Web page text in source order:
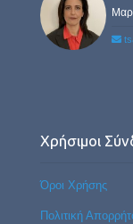
Χρήσιμοι
Όροι Χρήσης
Πολιτική